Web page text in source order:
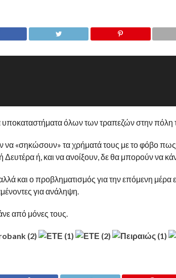
υποκαταστήματα όλων των τραπεζών στην πόλη
να «σηκώσουν» τα χρήματά τους με το φόβο
Δευτέρα ή, και να ανοίξουν, δε θα μπορούν να
και ο προβληματισμός για την επόμενη μέρα
για ανάληψη.
από μόνες τους.